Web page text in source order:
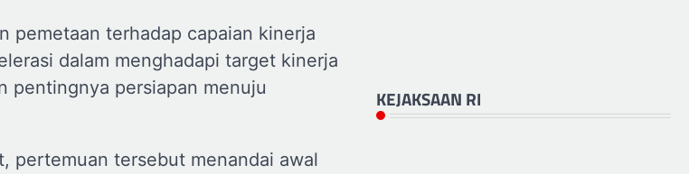
pemetaan terhadap capaian kinerja
dalam menghadapi target kinerja
pentingnya persiapan menuju
pertemuan tersebut menandai awal
KEJAKSAAN RI